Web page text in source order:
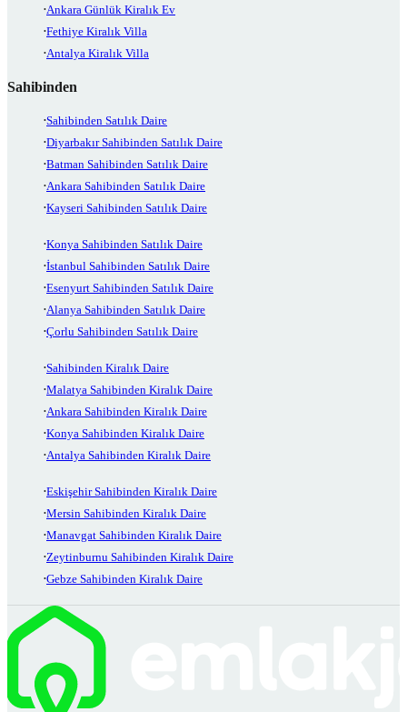
Ankara Günlük Kiralık Ev
Fethiye Kiralık Villa
Antalya Kiralık Villa
Sahibinden
Sahibinden Satılık Daire
Diyarbakır Sahibinden Satılık Daire
Batman Sahibinden Satılık Daire
Ankara Sahibinden Satılık Daire
Kayseri Sahibinden Satılık Daire
Konya Sahibinden Satılık Daire
İstanbul Sahibinden Satılık Daire
Esenyurt Sahibinden Satılık Daire
Alanya Sahibinden Satılık Daire
Çorlu Sahibinden Satılık Daire
Sahibinden Kiralık Daire
Malatya Sahibinden Kiralık Daire
Ankara Sahibinden Kiralık Daire
Konya Sahibinden Kiralık Daire
Antalya Sahibinden Kiralık Daire
Eskişehir Sahibinden Kiralık Daire
Mersin Sahibinden Kiralık Daire
Manavgat Sahibinden Kiralık Daire
Zeytinburnu Sahibinden Kiralık Daire
Gebze Sahibinden Kiralık Daire